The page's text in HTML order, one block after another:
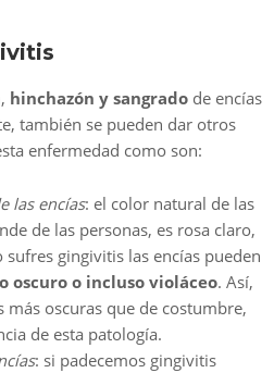
, hinchazón y sangrado de encías
también se pueden dar otros
enfermedad como son:
las encías: el color natural de las
de las personas, es rosa claro,
gingivitis las encías pueden
oscuro o incluso violáceo. Así,
más oscuras que de costumbre,
de esta patología.
: si padecemos gingivitis